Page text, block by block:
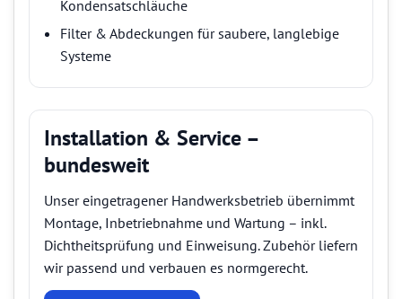
Kondensatschläuche
Filter & Abdeckungen für saubere, langlebige
Systeme
Installation & Service –
bundesweit
Unser eingetragener Handwerksbetrieb übernimmt
Montage, Inbetriebnahme und Wartung – inkl.
Dichtheitsprüfung und Einweisung. Zubehör liefern
wir passend und verbauen es normgerecht.